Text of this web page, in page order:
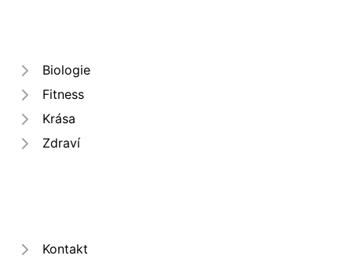
Biologie
Fitness
Krása
Zdraví
Kontakt